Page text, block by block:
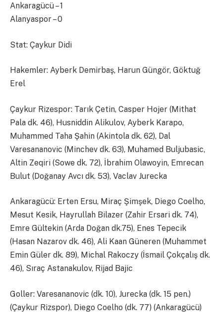
Ankaragücü – 1
Alanyaspor – 0
Stat: Çaykur Didi
Hakemler: Ayberk Demirbaş, Harun Güngör, Göktuğ
Erel
Çaykur Rizespor: Tarık Çetin, Casper Hojer (Mithat
Pala dk. 46), Husniddin Alikulov, Ayberk Karapo,
Muhammed Taha Şahin (Akintola dk. 62), Dal
Varesananovic (Minchev dk. 63), Muhamed Buljubasic,
Altin Zeqiri (Sowe dk. 72), İbrahim Olawoyin, Emrecan
Bulut (Doğanay Avcı dk. 53), Vaclav Jurecka
Ankaragücü: Erten Ersu, Miraç Şimşek, Diego Coelho,
Mesut Kesik, Hayrullah Bilazer (Zahir Ersari dk. 74),
Emre Gültekin (Arda Doğan dk.75), Enes Tepecik
(Hasan Nazarov dk. 46), Ali Kaan Güneren (Muhammet
Emin Güler dk. 89), Michal Rakoczy (İsmail Çokçalış dk.
46), Sıraç Astanakulov, Rijad Bajic
Goller: Varesananovic (dk. 10), Jurecka (dk. 15 pen.)
(Çaykur Rizspor), Diego Coelho (dk. 77) (Ankaragücü)